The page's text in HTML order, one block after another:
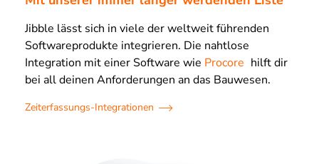
Jibble lässt sich in viele der weltweit führenden
Softwareprodukte integrieren. Die nahtlose
Integration mit einer Software wie Procore hilft dir
bei all deinen Anforderungen an das Bauwesen.
Zeiterfassungs-Integrationen